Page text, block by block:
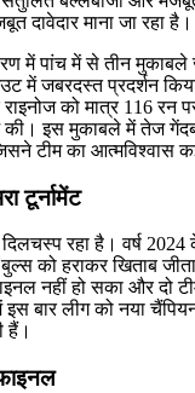
दावेदार माना जा रहा है।
में पांच में से तीन
में जबरदस्त प्रदर्शन
को मात्र 116 रन
की। इस मुकाबले में तेज
टीम का आत्मविश्वास
टूर्नामेंट
रहा है। वर्ष
बुल्स को हराकर खिताब
नहीं हो सका और दो
बार लीग को नया
हैं।